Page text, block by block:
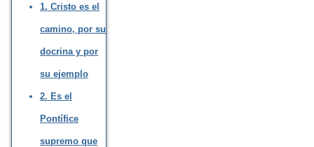
1. Cristo es el
camino, por su
docrina y por
su ejemplo
2. Es el
Pontífice
supremo que